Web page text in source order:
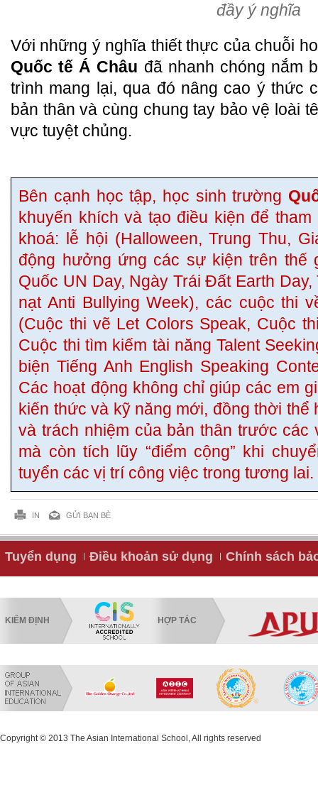
đầy ý nghĩa
Với những ý nghĩa thiết thực của chuỗi
Quốc tế Á Châu đã nhanh chóng nắm
trình mang lại, qua đó nâng cao ý thức
bản thân và cùng chung tay bảo vệ loài
vực tuyệt chủng.
Bên cạnh học tập, học sinh trường
khuyến khích và tạo điều kiện để
khoá: lễ hội (Halloween, Trung Thu,
động hưởng ứng các sự kiện trên thế
Quốc UN Day, Ngày Trái Đất Earth
nạt Anti Bullying Week), các cuộc thi
(Cuộc thi vẽ Let Colors Speak, Cuộc
Cuộc thi tìm kiếm tài năng Talent
biện Tiếng Anh English Speaking
Các hoạt động không chỉ giúp các em
kiến thức và kỹ năng mới, đồng thời thể
và trách nhiệm của bản thân trước các
mà còn tích lũy “điểm cộng” khi
tuyển các vị trí công việc trong tương lai.
IN GỬI BẠN BÈ
Tuyển dụng Điều khoản sử dụng Chính sách
KIỂM ĐỊNH HỢP TÁC
Copyright © 2013 The Asian International School, All rights reserved